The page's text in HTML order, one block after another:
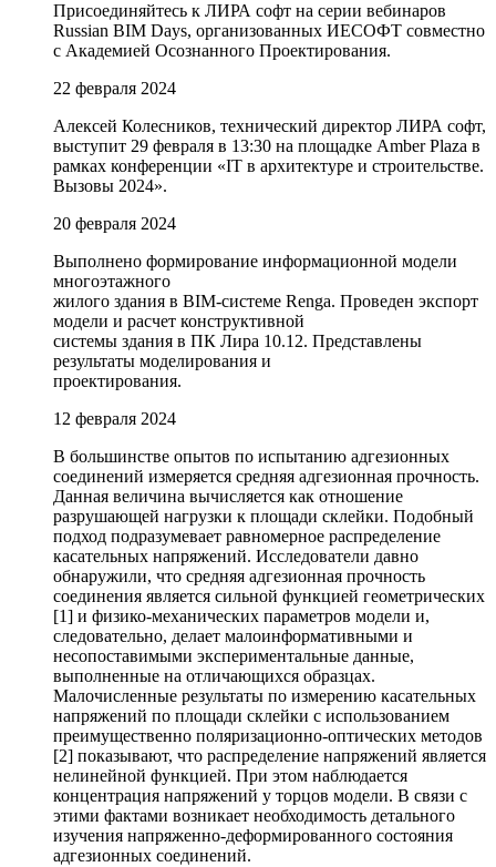
Присоединяйтесь к ЛИРА софт на серии вебинаров
Russian BIM Days, организованных ИЕСОФТ совместно
с Академией Осознанного Проектирования.
22 февраля 2024
Алексей Колесников, технический директор ЛИРА софт,
выступит 29 февраля в 13:30 на площадке Amber Plaza в
рамках конференции «IT в архитектуре и строительстве.
Вызовы 2024».
20 февраля 2024
Выполнено формирование информационной модели
многоэтажного
жилого здания в BIM-системе Renga. Проведен экспорт
модели и расчет конструктивной
системы здания в ПК Лира 10.12. Представлены
результаты моделирования и
проектирования.
12 февраля 2024
В большинстве опытов по испытанию адгезионных
соединений измеряется средняя адгезионная прочность.
Данная величина вычисляется как отношение
разрушающей нагрузки к площади склейки. Подобный
подход подразумевает равномерное распределение
касательных напряжений. Исследователи давно
обнаружили, что средняя адгезионная прочность
соединения является сильной функцией геометрических
[1] и физико-механических параметров модели и,
следовательно, делает малоинформативными и
несопоставимыми экспериментальные данные,
выполненные на отличающихся образцах.
Малочисленные результаты по измерению касательных
напряжений по площади склейки с использованием
преимущественно поляризационно-оптических методов
[2] показывают, что распределение напряжений является
нелинейной функцией. При этом наблюдается
концентрация напряжений у торцов модели. В связи с
этими фактами возникает необходимость детального
изучения напряженно-деформированного состояния
адгезионных соединений.